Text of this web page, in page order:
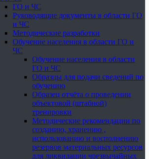
ГО и ЧС
Руководящие документы в области ГО
и ЧС
Методические разработки
Обучение населения в области ГО и
ЧС
Обучение населения в области
ГО и ЧС
Образцы для подачи сведений по
обучению
Образец отчёта о проведении
объектовой (штабной)
тренировки
Методические рекомендации по
созданию, хранению ,
использованию и восполнению
резервов материальных ресурсов
для ликвидации чрезвычайных